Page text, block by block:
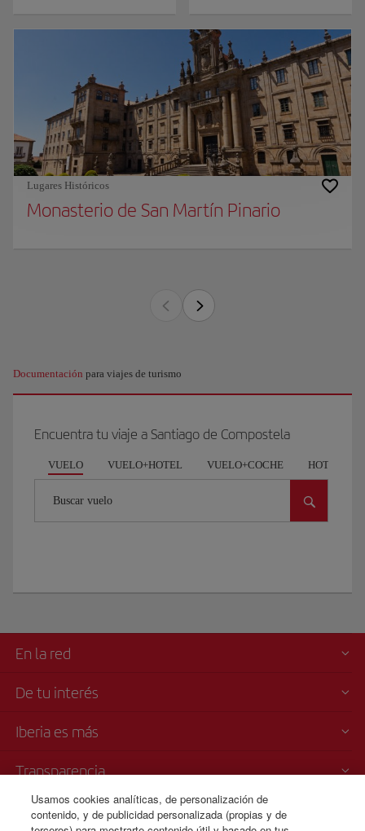
Lugares Históricos
Monasterio de San Martín Pinario
Documentación para viajes de turismo
Encuentra tu viaje a Santiago de Compostela
VUELO VUELO+HOTEL VUELO+COCHE HOTEL
Buscar vuelo
En la red
De tu interés
Iberia es más
Transparencia
Venta telefónica de billetes
Usamos cookies analíticas, de personalización de
contenido, y de publicidad personalizada (propias y de